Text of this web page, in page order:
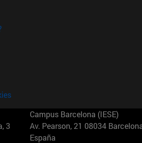
3
Campus Barcelona (IESE)
Av. Pearson, 21 08034
España